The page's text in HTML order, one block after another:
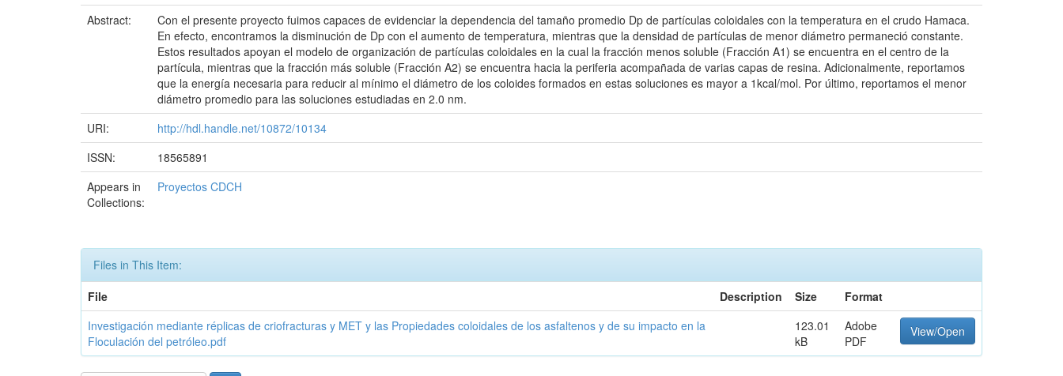
Abstract:
Con el presente proyecto fuimos capaces de evidenciar la dependencia del tamaño promedio Dp de partículas coloidales con la temperatura en el crudo Hamaca.
En efecto, encontramos la disminución de Dp con el aumento de temperatura, mientras que la densidad de partículas de menor diámetro permaneció constante.
Estos resultados apoyan el modelo de organización de partículas coloidales en la cual la fracción menos soluble (Fracción A1) se encuentra en el centro de la
partícula, mientras que la fracción más soluble (Fracción A2) se encuentra hacia la periferia acompañada de varias capas de resina. Adicionalmente, reportamos
que la energía necesaria para reducir al mínimo el diámetro de los coloides formados en estas soluciones es mayor a 1kcal/mol. Por último, reportamos el menor
diámetro promedio para las soluciones estudiadas en 2.0 nm.
URI:
http://hdl.handle.net/10872/10134
ISSN:
18565891
Appears in
Collections:
Proyectos CDCH
Files in This Item:
File
Description Size
Format
Investigación mediante réplicas de criofracturas y MET y las Propiedades coloidales de los asfaltenos y de su impacto en la
Floculación del petróleo.pdf
123.01
kB
Adobe
PDF
View/Open